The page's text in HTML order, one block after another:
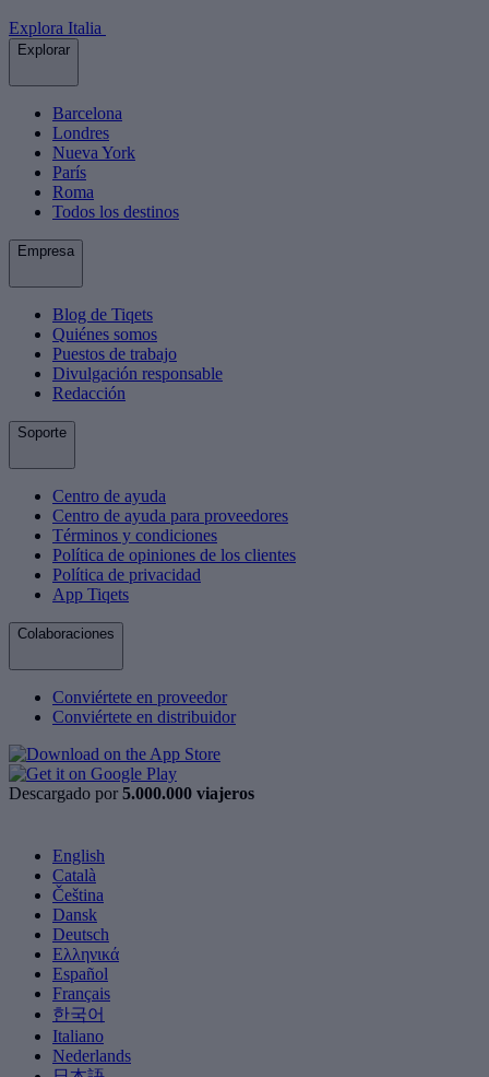
Explora Italia
Explorar
Barcelona
Londres
Nueva York
París
Roma
Todos los destinos
Empresa
Blog de Tiqets
Quiénes somos
Puestos de trabajo
Divulgación responsable
Redacción
Soporte
Centro de ayuda
Centro de ayuda para proveedores
Términos y condiciones
Política de opiniones de los clientes
Política de privacidad
App Tiqets
Colaboraciones
Conviértete en proveedor
Conviértete en distribuidor
Descargado por 5.000.000 viajeros
English
Català
Čeština
Dansk
Deutsch
Ελληνικά
Español
Français
한국어
Italiano
Nederlands